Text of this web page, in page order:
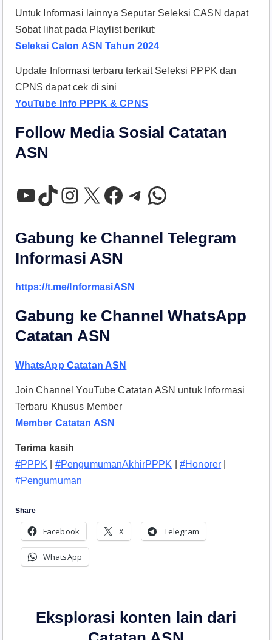
Untuk Informasi lainnya Seputar Seleksi CASN dapat
Sobat lihat pada Playlist berikut:
Seleksi Calon ASN Tahun 2024
Update Informasi terbaru terkait Seleksi PPPK dan
CPNS dapat cek di sini
YouTube Info PPPK & CPNS
Follow Media Sosial Catatan
ASN
YouTube TikTok Instagram X Facebook Telegram WhatsApp
Gabung ke Channel Telegram
Informasi ASN
https://t.me/InformasiASN
Gabung ke Channel WhatsApp
Catatan ASN
WhatsApp Catatan ASN
Join Channel YouTube Catatan ASN untuk Informasi
Terbaru Khusus Member
Member Catatan ASN
Terima kasih
#PPPK
#PengumumanAkhirPPPK #Honorer
#Pengumuman
Share
Facebook X Telegram
WhatsApp
Eksplorasi konten lain dari